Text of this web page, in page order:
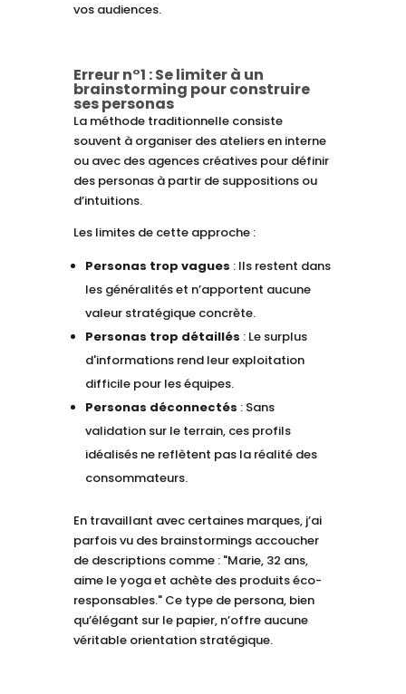
vos audiences.
Erreur n°1 : Se limiter à un
brainstorming pour construire
ses personas
La méthode traditionnelle consiste
souvent à organiser des ateliers en interne
ou avec des agences créatives pour définir
des personas à partir de suppositions ou
d’intuitions.
Les limites de cette approche :
Personas trop vagues : Ils restent dans
les généralités et n’apportent aucune
valeur stratégique concrète.
Personas trop détaillés : Le surplus
d'informations rend leur exploitation
difficile pour les équipes.
Personas déconnectés : Sans
validation sur le terrain, ces profils
idéalisés ne reflètent pas la réalité des
consommateurs.
En travaillant avec certaines marques, j’ai
parfois vu des brainstormings accoucher
de descriptions comme : "Marie, 32 ans,
aime le yoga et achète des produits éco-
responsables." Ce type de persona, bien
qu’élégant sur le papier, n’offre aucune
véritable orientation stratégique.